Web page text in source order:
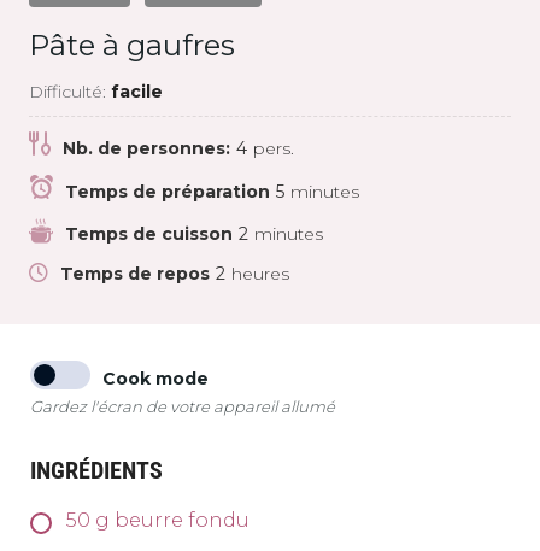
Pâte à gaufres
Difficulté: facile
Nb. de personnes: 4 pers.
Temps de préparation 5 minutes
Temps de cuisson 2 minutes
Temps de repos 2 heures
Cook mode
Gardez l'écran de votre appareil allumé
INGRÉDIENTS
50 g beurre fondu